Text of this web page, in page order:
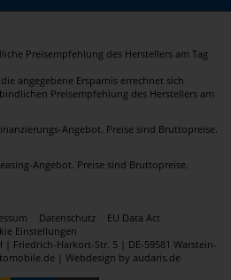
Preisempfehlung des Herstellers am Tag
angegebene Ersparnis errechnet sich
Preisempfehlung des Herstellers am
Angebot. Preise sind Bruttopreise.
Angebot. Preise sind Bruttopreise.
Datenschutz
EU Data Act
Einstellungen
Friedrich-Harkort-Str. 5 | DE-59581 Warstein-
| Webdesign by audaris.de